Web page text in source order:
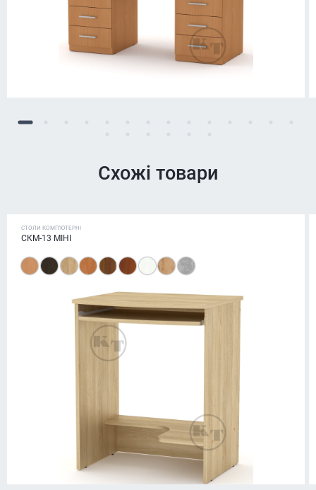
Схожі товари
СТОЛИ КОМП'ЮТЕРНІ
СКМ-13 МІНІ